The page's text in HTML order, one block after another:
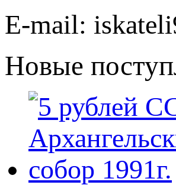
E-mail:
Новые